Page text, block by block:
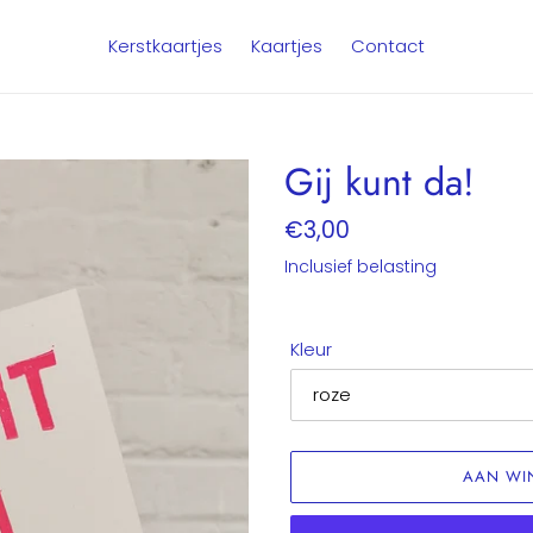
Kerstkaartjes Kaartjes Contact
Gij kunt da!
Normale
prijs
€3,00
Inclusief belasting
Kleur
AAN